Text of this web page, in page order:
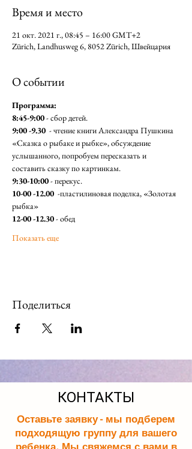
Время и место
21 окт. 2021 г., 08:45 – 16:00 GMT+2
Zürich, Landhusweg 6, 8052 Zürich, Швейцария
О событии
Программа:
8:45-9:00 - сбор детей.
9:00 -9.30 - чтение книги Александра Пушкина
«Сказка о рыбаке и рыбке», обсуждение
услышанного, попробуем пересказать и
составить сказку по картинкам.
9:30-10:00 - перекус.
10-00 -12.00 -пластилиновая поделка, «Золотая
рыбка»
12-00 -12.30 - обед
Показать еще
Поделиться
КОНТАКТЫ
Оставьте заявку - мы подберем
подходящую группу для вашего